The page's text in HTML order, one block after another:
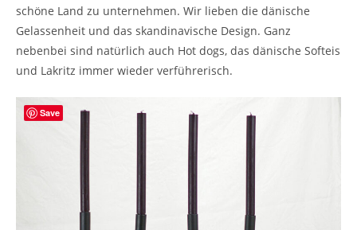
schöne Land zu unternehmen. Wir lieben die dänische
Gelassenheit und das skandinavische Design. Ganz
nebenbei sind natürlich auch Hot dogs, das dänische Softeis
und Lakritz immer wieder verführerisch.
Save